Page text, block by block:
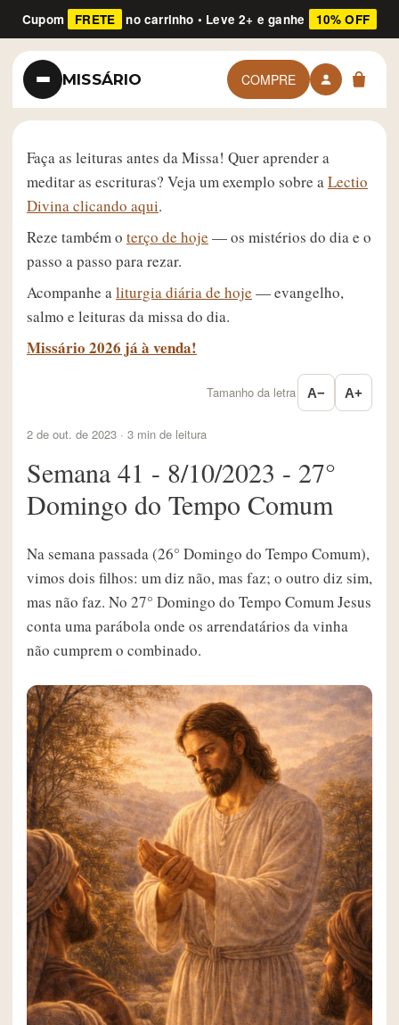
Cupom FRETE no carrinho • Leve 2+ e ganhe 10% OFF
MISSÁRIO COMPRE
Faça as leituras antes da Missa! Quer aprender a
meditar as escrituras? Veja um exemplo sobre aLectio
Divina clicando aqui.
Reze também o terço de hoje — os mistérios do dia e o
passo a passo para rezar.
Acompanhe aliturgia diária de hoje — evangelho,
salmo e leituras da missa do dia.
Missário 2026 já à venda!
Tamanho da letra A− A+
2 de out. de 2023 · 3 min de leitura
Semana 41 - 8/10/2023 - 27°
Domingo do Tempo Comum
Na semana passada (26° Domingo do Tempo Comum),
vimos dois filhos: um diz não, mas faz; o outro diz sim,
mas não faz. No 27° Domingo do Tempo Comum Jesus
conta uma parábola onde os arrendatários da vinha
não cumprem o combinado.